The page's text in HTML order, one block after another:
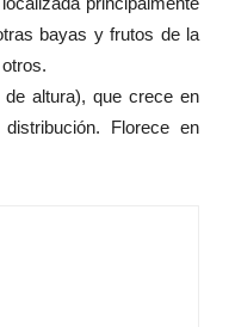
bayas y frutos de la
altura), que crece en
Florece en